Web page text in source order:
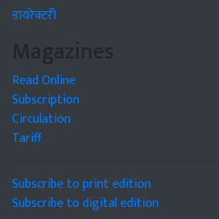
डायरेक्टरी
Magazines
Read Online
Subscription
Circulation
Tariff
Subscribe to print edition
Subscribe to digital edition